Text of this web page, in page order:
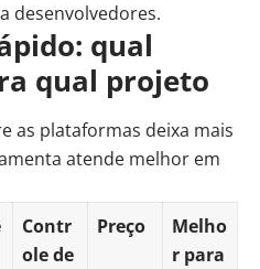
desenvolvedores.
qual
qual projeto
as plataformas deixa mais
atende melhor em
Contr
ole de
Preço
Melho
r para